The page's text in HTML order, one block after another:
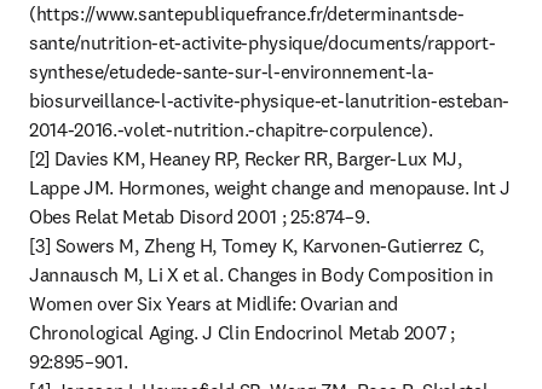
(https://www.santepubliquefrance.fr/determinantsde-
sante/nutrition-et-activite-physique/documents/rapport-
synthese/etudede-sante-sur-l-environnement-la-
biosurveillance-l-activite-physique-et-lanutrition-esteban-
2014-2016.-volet-nutrition.-chapitre-corpulence).
[2] Davies KM, Heaney RP, Recker RR, Barger-Lux MJ,
Lappe JM. Hormones, weight change and menopause. Int J
Obes Relat Metab Disord 2001 ; 25:874–9.
[3] Sowers M, Zheng H, Tomey K, Karvonen-Gutierrez C,
Jannausch M, Li X et al. Changes in Body Composition in
Women over Six Years at Midlife: Ovarian and
Chronological Aging. J Clin Endocrinol Metab 2007 ;
92:895–901.